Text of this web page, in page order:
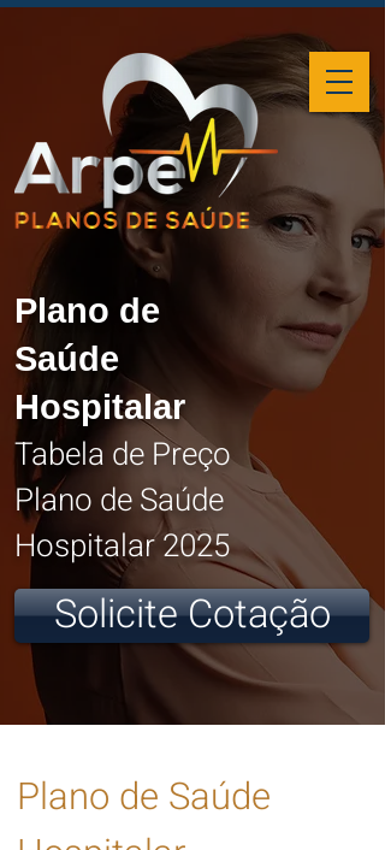
Plano de
Saúde
Hospitalar
Tabela de Preço
Plano de Saúde
Hospitalar 2025
Solicite Cotação
Plano de Saúde